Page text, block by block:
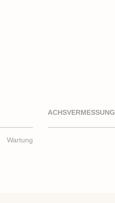
Wartung
ACHSVERMESSUNG